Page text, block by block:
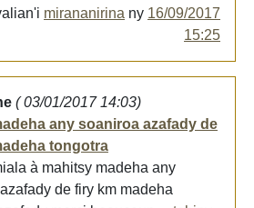
mirananirina ny 16/09/2017
15:25
( 03/01/2017 14:03)
any soaniroa azafady de
tongotra
à mahitsy madeha any
de firy km madeha